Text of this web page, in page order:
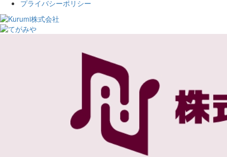
プライバシーポリシー